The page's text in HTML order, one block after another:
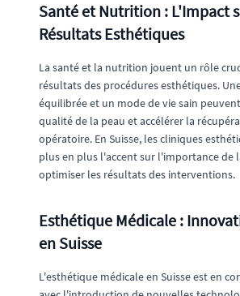
Santé et Nutrition : L'Impact
Résultats Esthétiques
La santé et la nutrition jouent un rôle
résultats des procédures esthétiques.
équilibrée et un mode de vie sain
qualité de la peau et accélérer la
opératoire. En Suisse, les cliniques
plus en plus l'accent sur l'importance
optimiser les résultats des interventions.
Esthétique Médicale :
en Suisse
L'esthétique médicale en Suisse est en